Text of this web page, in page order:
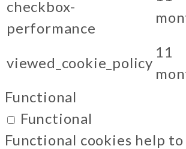
checkbox-
performance
viewed_cookie_policy
11
Functional
Functional
Functional cookies help